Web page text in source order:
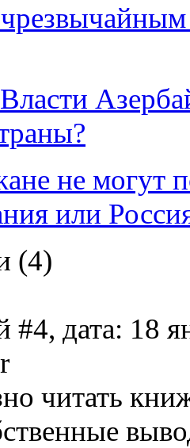
не могут
или
(4)
#4, дата: 18
читать